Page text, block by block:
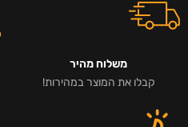
משלוח מהיר
קבלו את המוצר במהירות!